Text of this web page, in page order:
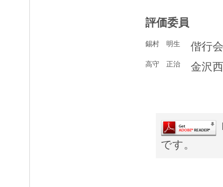
評価委員
錫村 明生 偕行
高守 正治 金沢
です。